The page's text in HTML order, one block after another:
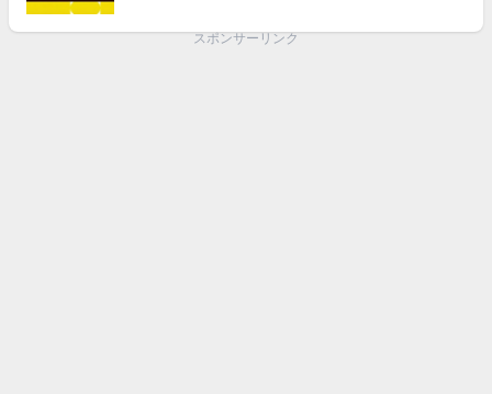
スポンサーリンク